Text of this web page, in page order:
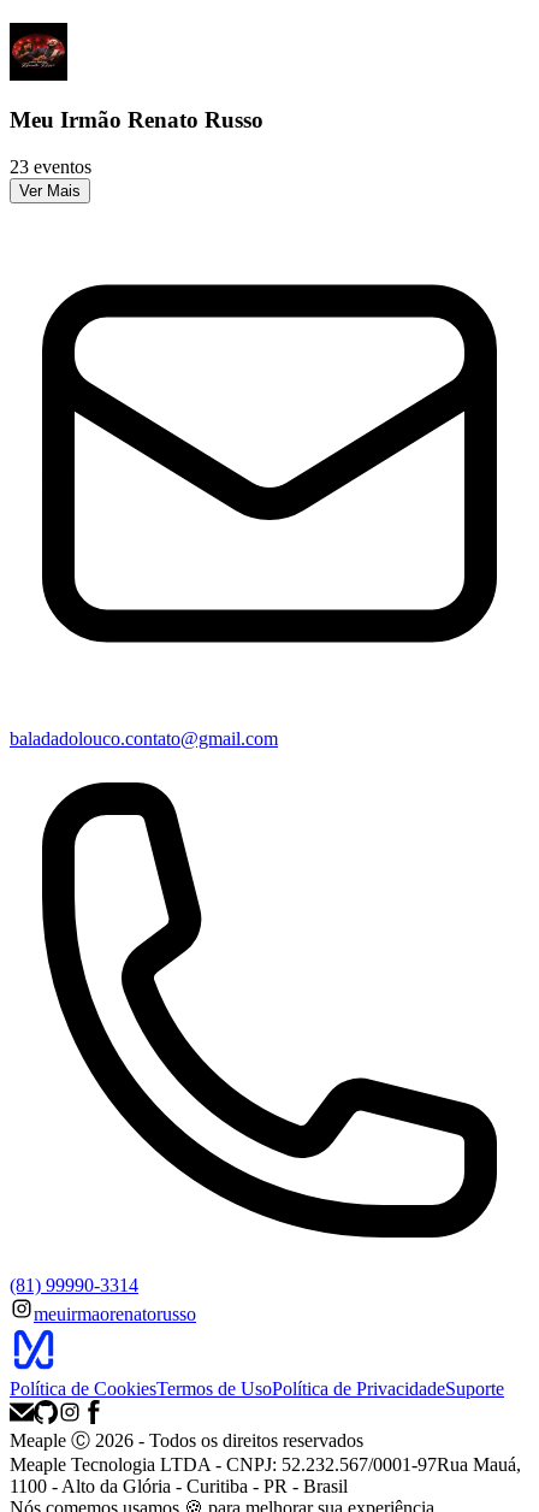
Meu Irmão Renato Russo
23 eventos
Ver Mais
baladadolouco.contato@gmail.com
(81) 99990-3314
meuirmaorenatorusso
Política de CookiesTermos de UsoPolítica de PrivacidadeSuporte
Meaple Ⓒ 2026 - Todos os direitos reservados
Meaple Tecnologia LTDA - CNPJ: 52.232.567/0001-97Rua Mauá,
1100 - Alto da Glória - Curitiba - PR - Brasil